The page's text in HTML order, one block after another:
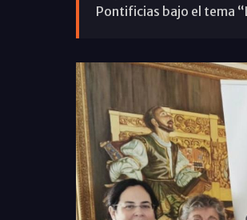
Pontificias bajo el tema